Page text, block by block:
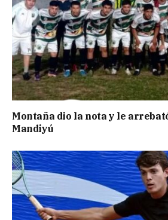
Montaña dio la nota y le
Mandiyú